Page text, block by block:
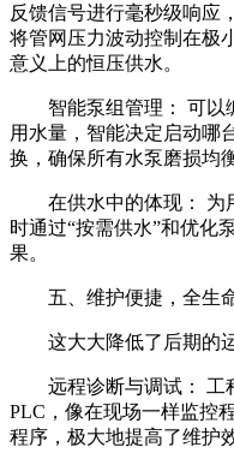
反馈信号进行毫秒级响应
将管网压力波动控制在极
意义上的恒压供水。
智能泵组管理： 可以
用水量，智能决定启动哪
换，确保所有水泵磨损均
在供水中的体现： 为
时通过“按需供水”和优化
果。
五、维护便捷，全生
这大大降低了后期的
远程诊断与调试： 工
PLC，像在现场一样监控
程序，极大地提高了维护